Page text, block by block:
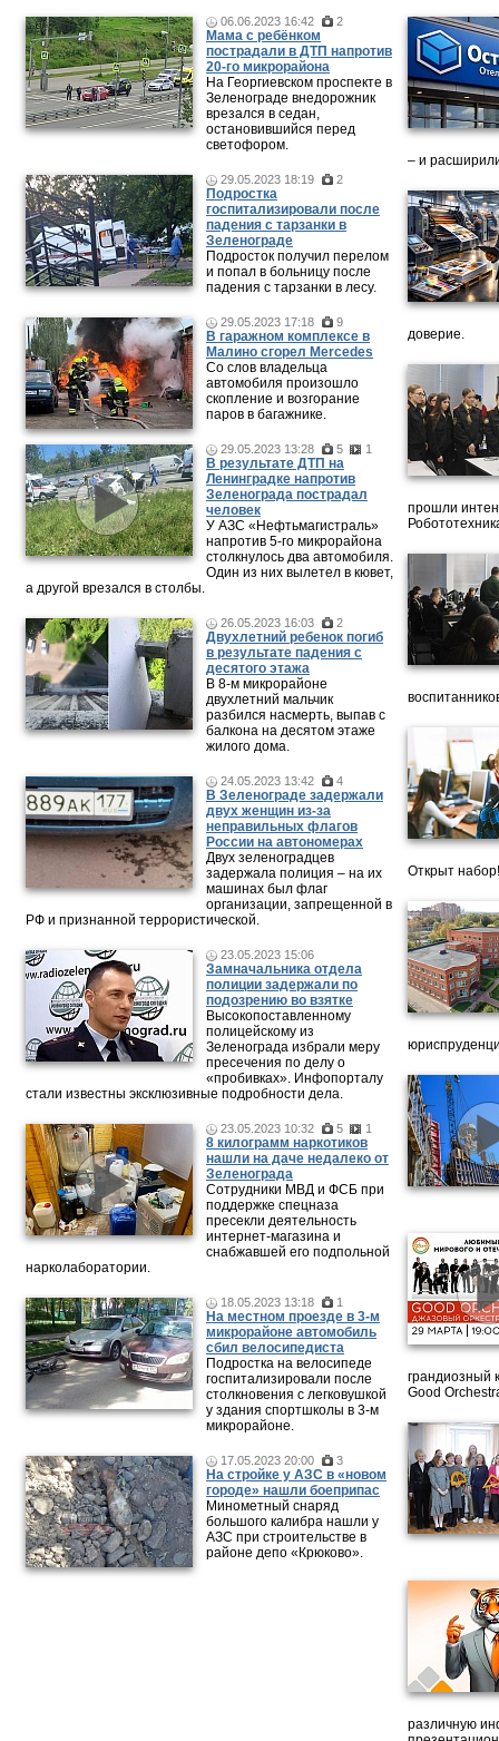
06.06.2023 16:42 2
Мама c ребёнком
пострадали в ДТП напротив
20-го микрорайона
На Георгиевском проспекте в
Зеленограде внедорожник
врезался в седан,
остановившийся перед
светофором.
29.05.2023 18:19 2
Подростка
госпитализировали после
падения с тарзанки в
Зеленограде
Подросток получил перелом
и попал в больницу после
падения с тарзанки в лесу.
29.05.2023 17:18 9
В гаражном комплексе в
Малино сгорел Mercedes
Со слов владельца
автомобиля произошло
скопление и возгорание
паров в багажнике.
29.05.2023 13:28 5 1
В результате ДТП на
Ленинградке напротив
Зеленограда пострадал
человек
У АЗС «Нефтьмагистраль»
напротив 5-го микрорайона
столкнулось два автомобиля.
Один из них вылетел в кювет,
а другой врезался в столбы.
26.05.2023 16:03 2
Двухлетний ребенок погиб
в результате падения с
десятого этажа
В 8-м микрорайоне
двухлетний мальчик
разбился насмерть, выпав с
балкона на десятом этаже
жилого дома.
24.05.2023 13:42 4
В Зеленограде задержали
двух женщин из-за
неправильных флагов
России на автономерах
Двух зеленоградцев
задержала полиция – на их
машинах был флаг
организации, запрещенной в
РФ и признанной террористической.
23.05.2023 15:06
Замначальника отдела
полиции задержали по
подозрению во взятке
Высокопоставленному
полицейскому из
Зеленограда избрали меру
пресечения по делу о
«пробивках». Инфопорталу
стали известны эксклюзивные подробности дела.
23.05.2023 10:32 5 1
8 килограмм наркотиков
нашли на даче недалеко от
Зеленограда
Сотрудники МВД и ФСБ при
поддержке спецназа
пресекли деятельность
интернет-магазина и
снабжавшей его подпольной
нарколаборатории.
18.05.2023 13:18 1
На местном проезде в 3-м
микрорайоне автомобиль
сбил велосипедиста
Подростка на велосипеде
госпитализировали после
столкновения с легковушкой
у здания спортшколы в 3-м
микрорайоне.
17.05.2023 20:00 3
На стройке у АЗС в «новом
городе» нашли боеприпас
Минометный снаряд
большого калибра нашли у
АЗС при строительстве в
районе депо «Крюково».
– и
доверие.
прошли
Открыт набор!
грандиозный
Good
различную